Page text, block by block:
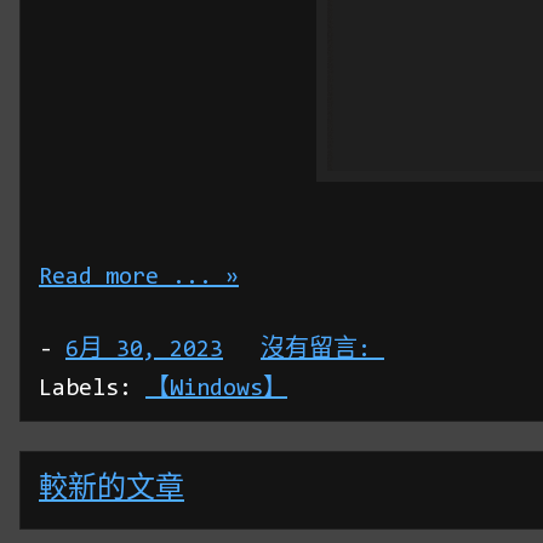
Read more ... »
- 6月 30, 2023
沒有留言:
Labels:
【Windows】
較新的文章